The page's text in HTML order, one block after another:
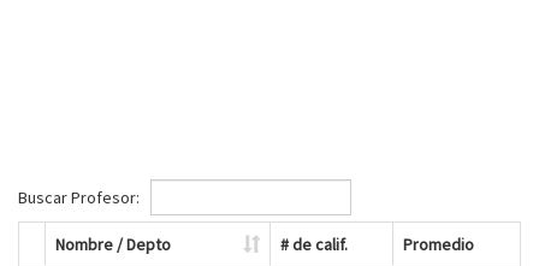
Buscar Profesor:
Nombre / Depto # de calif. Promedio